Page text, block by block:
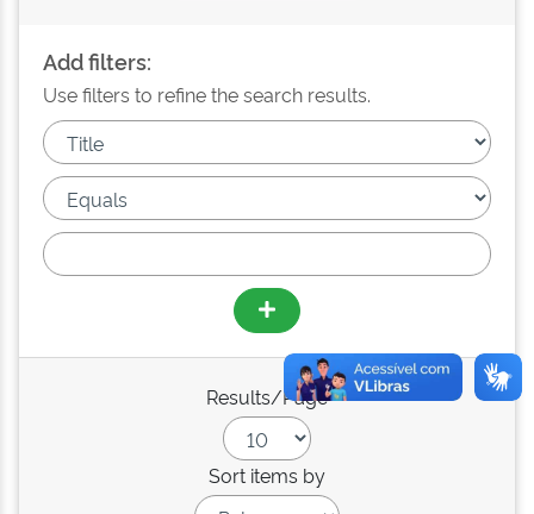
Add filters:
Use filters to refine the search results.
Results/Page
Sort items by